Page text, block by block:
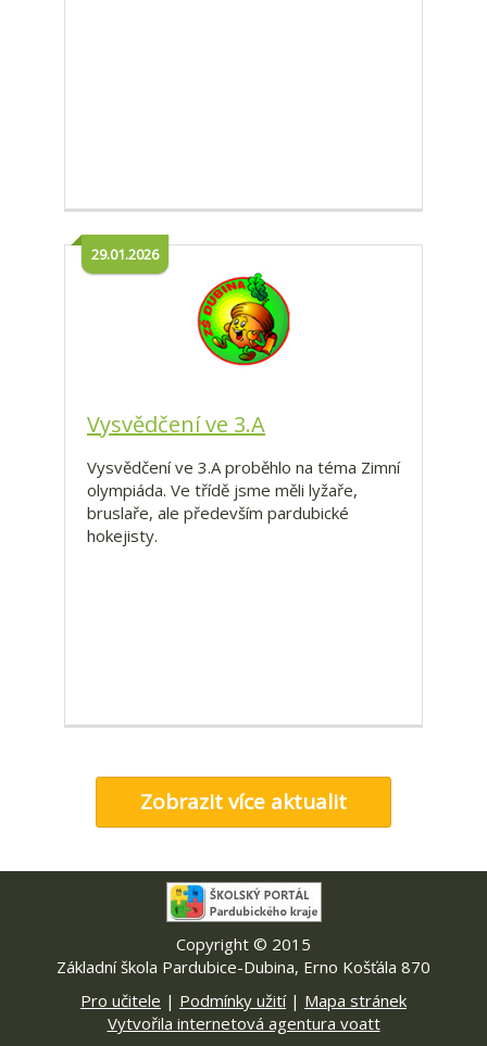
Vysvědčení ve 3.A
29.01.2026
Vysvědčení ve 3.A proběhlo na téma Zimní
olympiáda. Ve třídě jsme měli lyžaře,
bruslaře, ale především pardubické
hokejisty.
Zobrazit více aktualit
Copyright © 2015
Základní škola Pardubice-Dubina, Erno Košťála 870
Pro učitele | Podmínky užití| Mapa stránek
Vytvořila internetová agentura voatt